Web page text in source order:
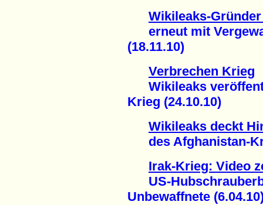
Wikileaks-
erneut mit
(18.11.10)
Verbrechen Krieg
Wikileaks
Krieg (24.10.10)
Wikileaks deckt
des Afghanistan-
Irak-Krieg: Video
US-
Unbewaffnete